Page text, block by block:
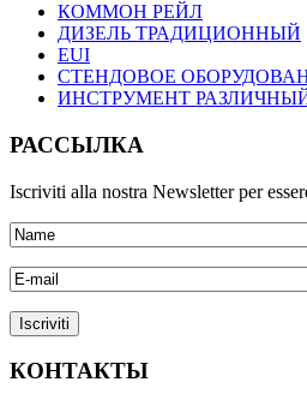
КОММОН РЕЙЛ
ДИЗЕЛЬ ТРАДИЦИОННЫЙ
EUI
СТЕНДОВОЕ
ИНСТРУМЕНТ
РАССЫЛКА
Iscriviti alla nostra Newsletter per
КОНТАКТЫ